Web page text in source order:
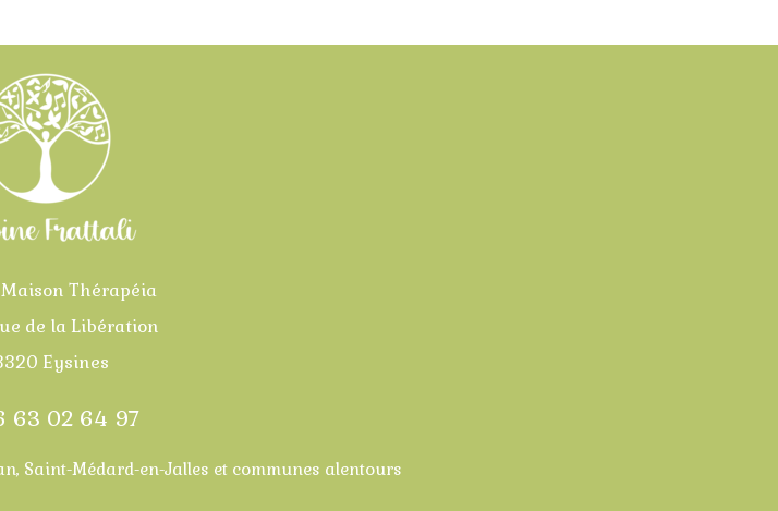
Thérapéia
de la Libération
Eysines
63 02 64 97
Saint-Médard-en-Jalles et communes alentours